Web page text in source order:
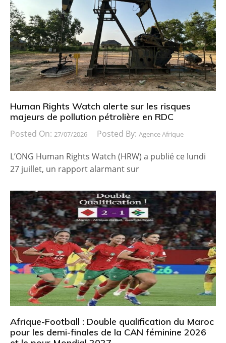
Human Rights Watch alerte sur les risques
majeurs de pollution pétrolière en RDC
Posted On: 27/07/2026 Posted By: Agence Afrique
L’ONG Human Rights Watch (HRW) a publié ce lundi
27 juillet, un rapport alarmant sur
Afrique-Football : Double qualification du Maroc
pour les demi-finales de la CAN féminine 2026